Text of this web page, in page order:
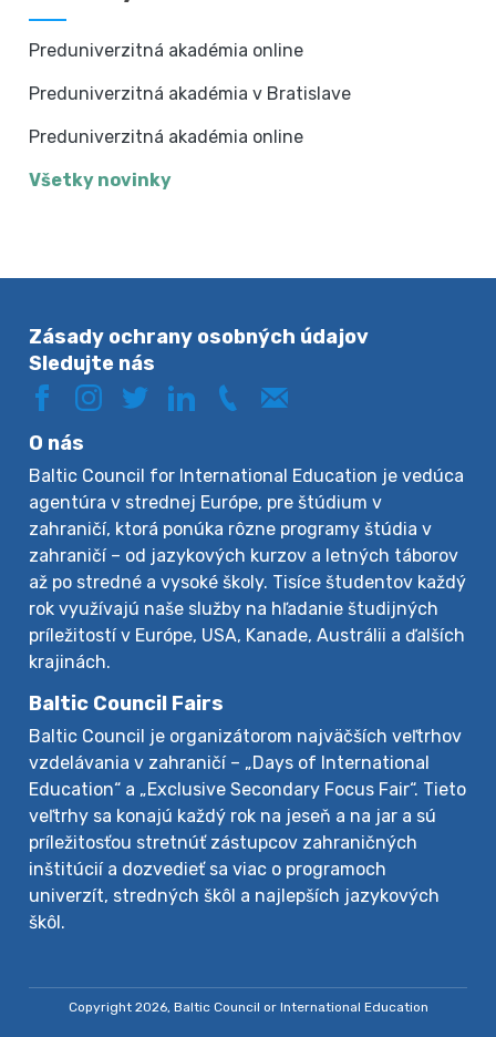
Preduniverzitná akadémia online
Preduniverzitná akadémia v Bratislave
Preduniverzitná akadémia online
Všetky novinky
Zásady ochrany osobných údajov
Sledujte nás
O nás
Baltic Council for International Education je vedúca
agentúra v strednej Európe, pre štúdium v
zahraničí, ktorá ponúka rôzne programy štúdia v
zahraničí – od jazykových kurzov a letných táborov
až po stredné a vysoké školy. Tisíce študentov každý
rok využívajú naše služby na hľadanie študijných
príležitostí v Európe, USA, Kanade, Austrálii a ďalších
krajinách.
Baltic Council Fairs
Baltic Council je organizátorom najväčších veľtrhov
vzdelávania v zahraničí – „Days of International
Education“ a „Exclusive Secondary Focus Fair“. Tieto
veľtrhy sa konajú každý rok na jeseň a na jar a sú
príležitosťou stretnúť zástupcov zahraničných
inštitúcií a dozvedieť sa viac o programoch
univerzít, stredných škôl a najlepších jazykových
škôl.
Copyright 2026, Baltic Council or International Education